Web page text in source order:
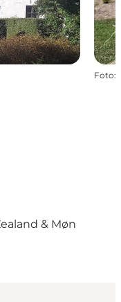
Foto:
& Møn